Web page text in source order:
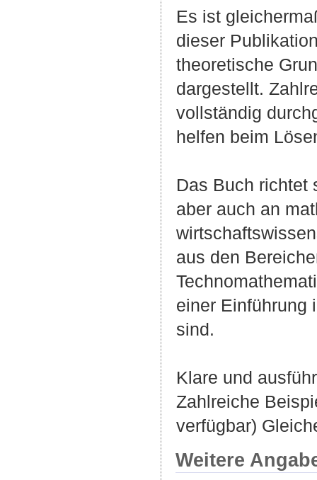
Es ist
dieser
theoretische
dargestellt.
vollständig
helfen beim
Das Buch richtet
aber auch an
aus den
einer Einführung
sind.
Klare und
Zahlreiche
verfügbar)
Weitere